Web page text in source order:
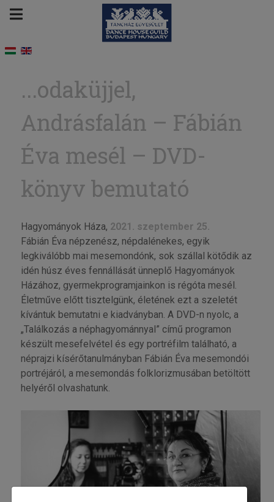
...odaküjjel,
Andrásfalán – Fábián
Éva mesél – DVD-
könyv bemutató
Hagyományok Háza, 2021. szeptember 25.
Fábián Éva népzenész, népdalénekes, egyik
legkiválóbb mai mesemondónk, sok szállal kötődik az
idén húsz éves fennállását ünneplő Hagyományok
Házához, gyermekprogramjainkon is régóta mesél.
Életműve előtt tisztelgünk, életének ezt a szeletét
kívántuk bemutatni e kiadványban. A DVD-n nyolc, a
„Találkozás a néphagyománnyal” című programon
készült mesefelvétel és egy portréfilm található, a
néprajzi kísérőtanulmányban Fábián Éva mesemondói
portréjáról, a mesemondás folklorizmusában betöltött
helyéről olvashatunk.